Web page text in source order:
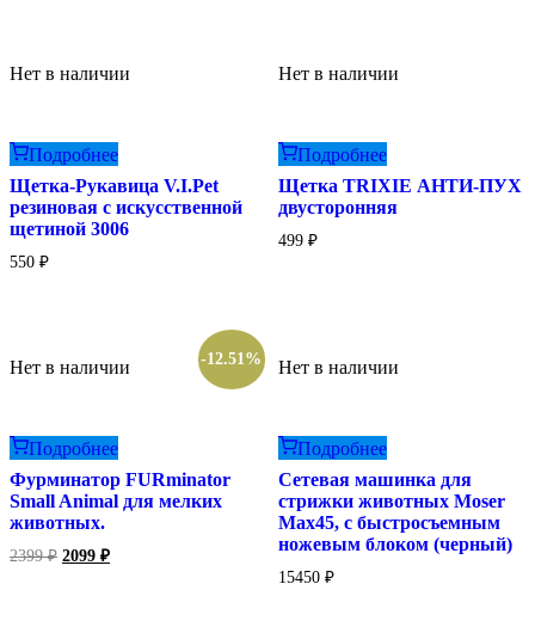
Нет в наличии
Подробнее
Щетка-Рукавица V.I.Pet
резиновая с искусственной
щетиной 3006
550 ₽
Нет в наличии
Подробнее
Щетка TRIXIE АНТИ-ПУХ
двусторонняя
499 ₽
Нет в наличии
Подробнее
-12.51%
Фурминатор FURminator
Small Animal для мелких
животных.
2399₽ Первоначальная
2099 ₽Текущая
Нет в наличии
Подробнее
Сетевая машинка для
стрижки животных Moser
Max45, с быстросъемным
ножевым блоком (черный)
15450 ₽